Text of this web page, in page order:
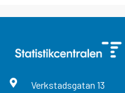
Verkstadsgatan 13